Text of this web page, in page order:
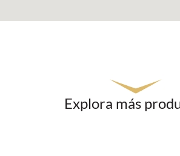
Explora más